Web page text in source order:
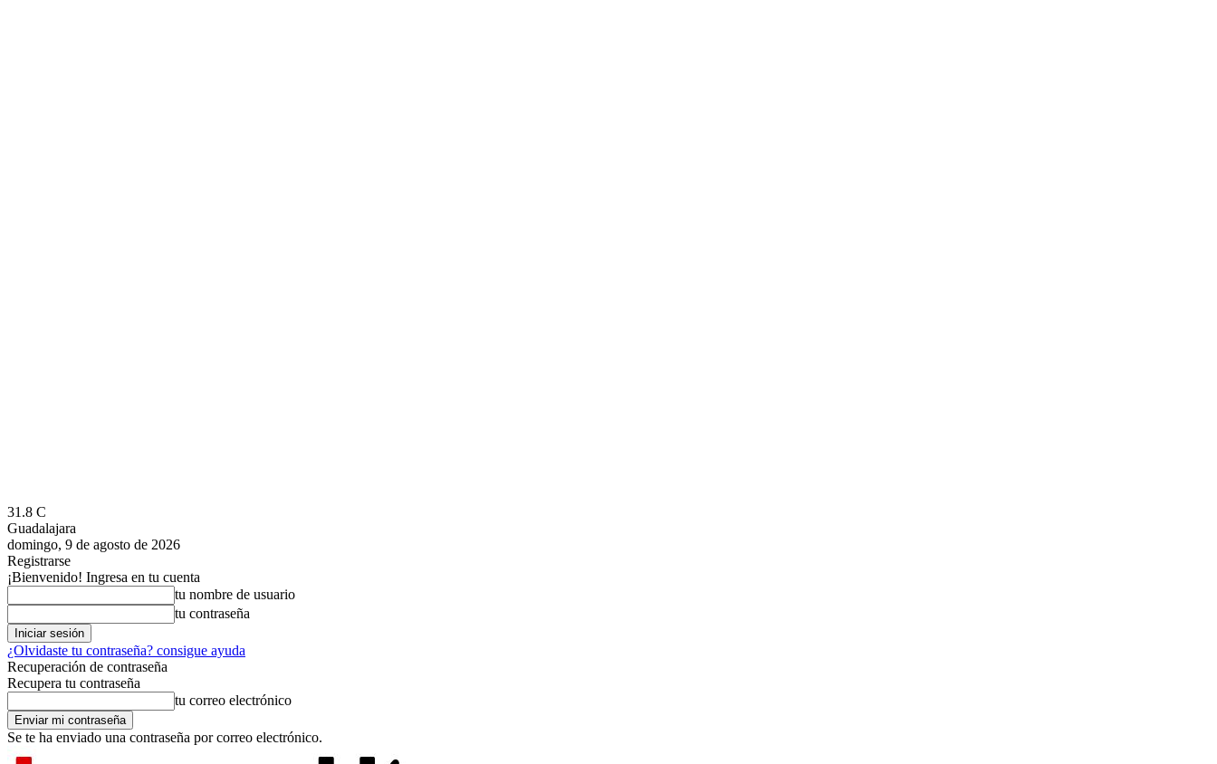
31.8 C
Guadalajara
domingo, 9 de agosto de 2026
Registrarse
¡Bienvenido! Ingresa en tu cuenta
tu nombre de usuario
tu contraseña
¿Olvidaste tu contraseña? consigue ayuda
Recuperación de contraseña
Recupera tu contraseña
tu correo electrónico
Se te ha enviado una contraseña por correo electrónico.